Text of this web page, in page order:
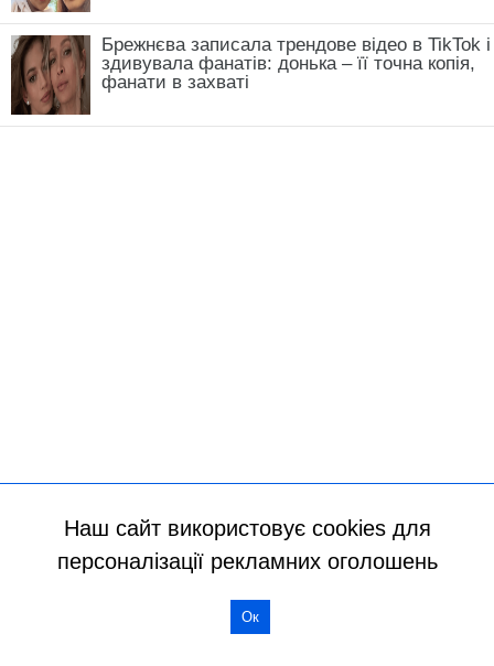
Наш сайт використовує cookies для
персоналізації рекламних оголошень
Ок